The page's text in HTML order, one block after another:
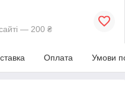
— 200 ₴
Оплата Умови